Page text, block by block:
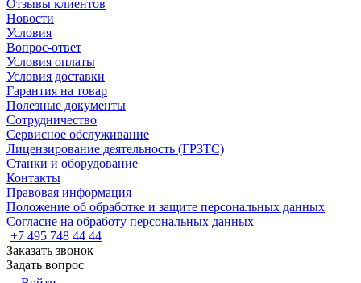
Отзывы клиентов
Новости
Условия
Вопрос-ответ
Условия оплаты
Условия доставки
Гарантия на товар
Полезные документы
Сотрудничество
Сервисное обслуживание
Лицензирование деятельность (ГРЗТС)
Станки и оборудование
Контакты
Правовая информация
Положение об обработке и защите персональных данных
Согласие на обработу персональных данных
+7 495 748 44 44
Заказать звонок
Задать вопрос